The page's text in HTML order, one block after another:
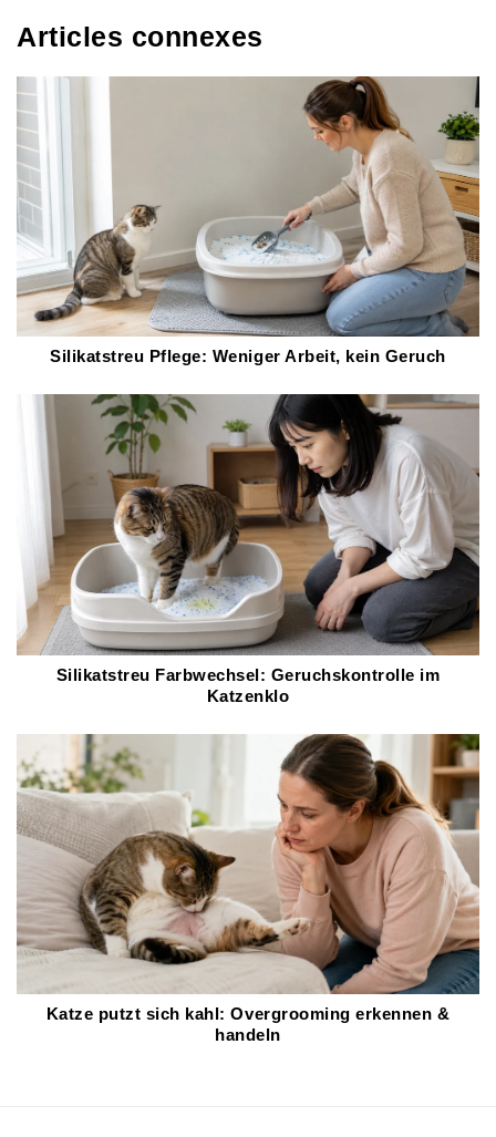
Articles connexes
Silikatstreu Pflege: Weniger Arbeit, kein Geruch
Silikatstreu Farbwechsel: Geruchskontrolle im
Katzenklo
Katze putzt sich kahl: Overgrooming erkennen &
handeln